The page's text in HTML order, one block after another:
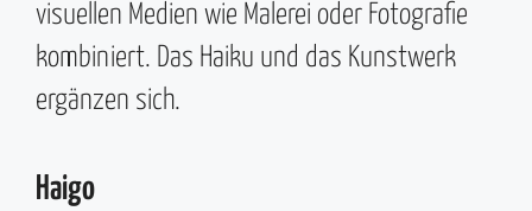
visuellen Medien wie Malerei oder Fotografie
kombiniert. Das Haiku und das Kunstwerk
ergänzen sich.
Haigo